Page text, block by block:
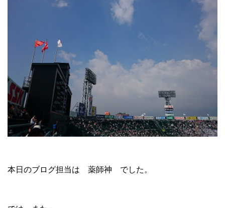
本日のブログ担当は 薬師神 でした。